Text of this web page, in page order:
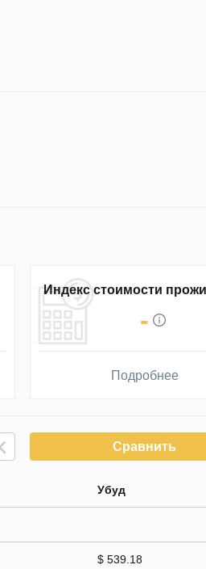
Индекс стоимости
-
Подробнее
Сравнить
Убуд
$ 539.18